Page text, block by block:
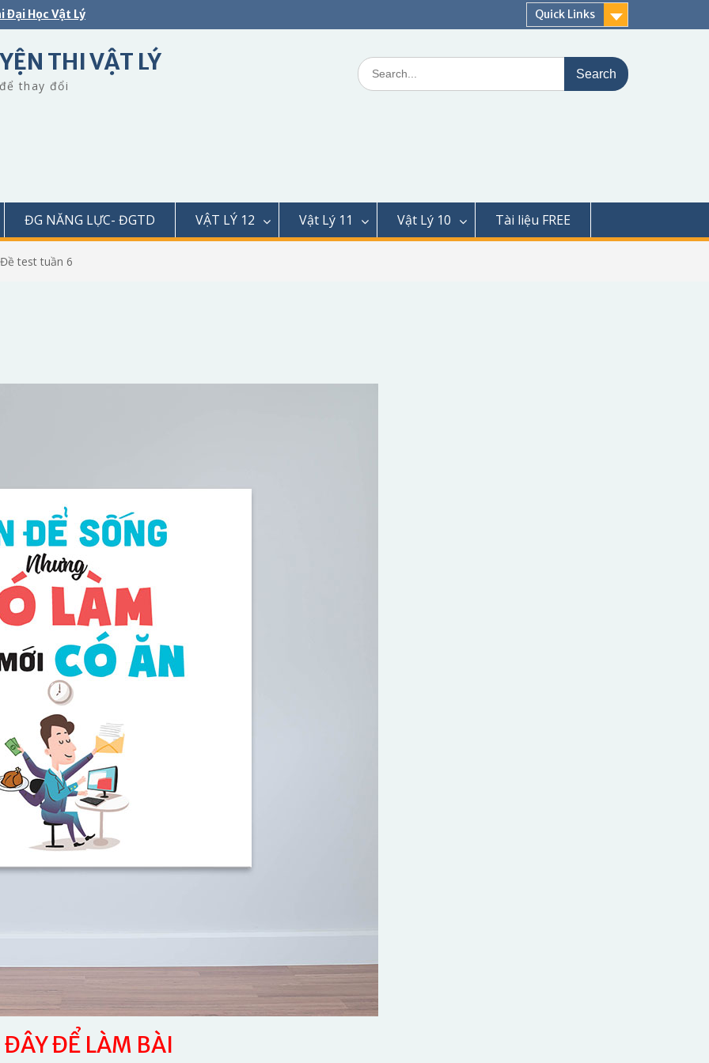
Đại Học Vật Lý Quick Links
THI VẬT LÝ
thay đổi
Search
for:
ĐG NĂNG LỰC- ĐGTD VẬT LÝ 12 Vật Lý 11 Vật Lý 10 Tài liệu FREE
test tuần 6
ĐỂ LÀM BÀI